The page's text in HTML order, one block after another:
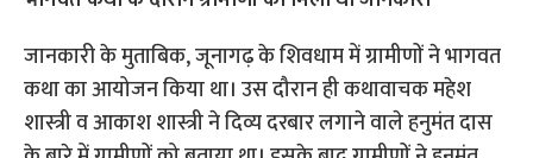
जानकारी के मुताबिक, जूनागढ़ के शिवधाम में ग्रामीणों ने भागवत
कथा का आयोजन किया था। उस दौरान ही कथावाचक महेश
शास्त्री व आकाश शास्त्री ने दिव्य दरबार लगाने वाले हनुमंत दास